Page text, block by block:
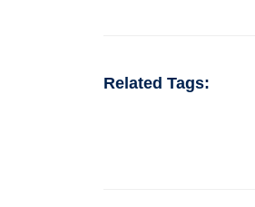
Related Tags: